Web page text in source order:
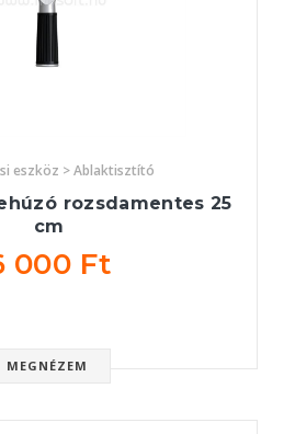
eszköz > Ablaktisztító
rozsdamentes 25
cm
000 Ft
MEGNÉZEM